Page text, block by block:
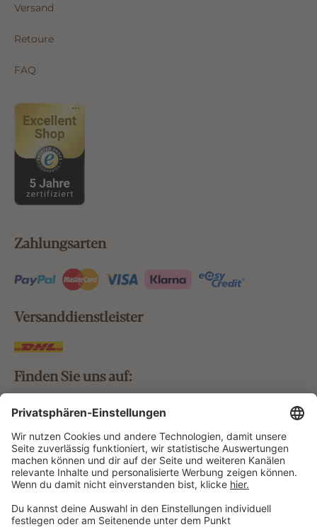
Versand
Retoure
FAQ
Zahlungsarten
Versanddienstleister
Finden Sie uns auf:
Bestellung widerrufen
Vertrag widerrufen